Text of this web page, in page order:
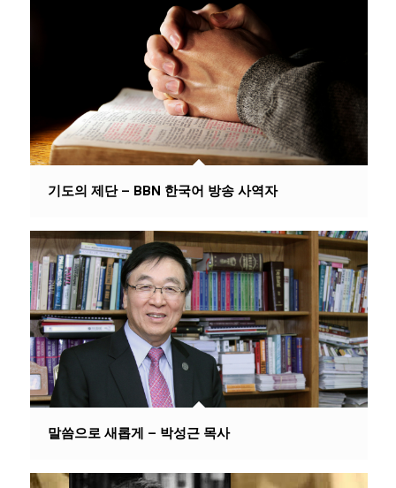
기도의 제단 – BBN 한국어 방송 사역자
말씀으로 새롭게 – 박성근 목사